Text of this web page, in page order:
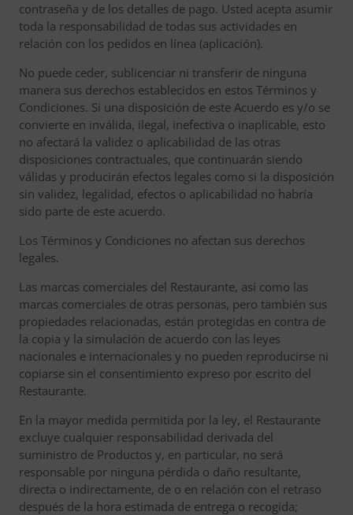
contraseña y de los detalles de pago. Usted acepta asumir
toda la responsabilidad de todas sus actividades en
relación con los pedidos en línea (aplicación).
No puede ceder, sublicenciar ni transferir de ninguna
manera sus derechos establecidos en estos Términos y
Condiciones. Si una disposición de este Acuerdo es y/o se
convierte en inválida, ilegal, inefectiva o inaplicable, esto
no afectará la validez o aplicabilidad de las otras
disposiciones contractuales, que continuarán siendo
válidas y producirán efectos legales como si la disposición
sin validez, legalidad, efectos o aplicabilidad no habría
sido parte de este acuerdo.
Los Términos y Condiciones no afectan sus derechos
legales.
Las marcas comerciales del Restaurante, así como las
marcas comerciales de otras personas, pero también sus
propiedades relacionadas, están protegidas en contra de
la copia y la simulación de acuerdo con las leyes
nacionales e internacionales y no pueden reproducirse ni
copiarse sin el consentimiento expreso por escrito del
Restaurante.
En la mayor medida permitida por la ley, el Restaurante
excluye cualquier responsabilidad derivada del
suministro de Productos y, en particular, no será
responsable por ninguna pérdida o daño resultante,
directa o indirectamente, de o en relación con el retraso
después de la hora estimada de entrega o recogida;